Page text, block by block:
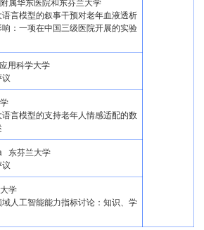
言模型的叙事干预对老年血液透析
：一项在中国三级医院开展的实验
用科学大学
言模型的支持老年人情感适配的数
东芬兰大学
学
人工智能能力指标讨论：知识、学